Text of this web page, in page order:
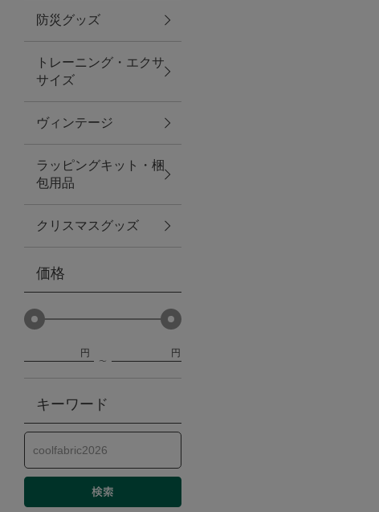
ポーチ
ステーショナリー
その他
紅茶・フード
防災グッズ・非常食
トレーニング
ヴィンテージ
防災グッズ
トレーニング・エクサ
サイズ
ヴィンテージ
ラッピングキット・梱
包用品
クリスマスグッズ
価格
円 円
キーワード